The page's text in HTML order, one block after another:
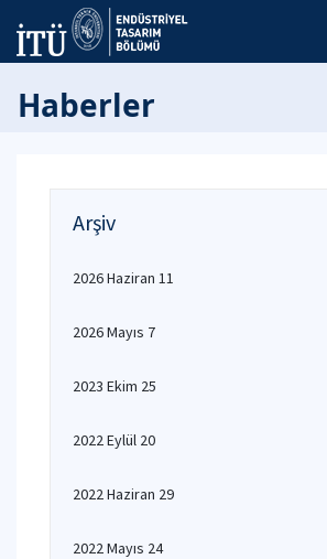
Haberler
Arşiv
2026 Haziran 11
2026 Mayıs 7
2023 Ekim 25
2022 Eylül 20
2022 Haziran 29
2022 Mayıs 24